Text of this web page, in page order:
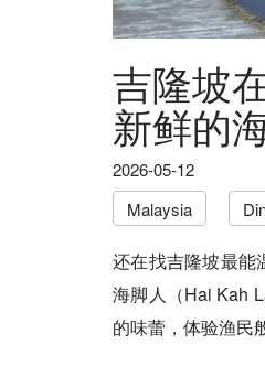
吉隆坡
新鲜的
2026-05-12
Malaysia
还在找吉隆坡最能
海脚人（Hai Kah
的味蕾，体验渔民